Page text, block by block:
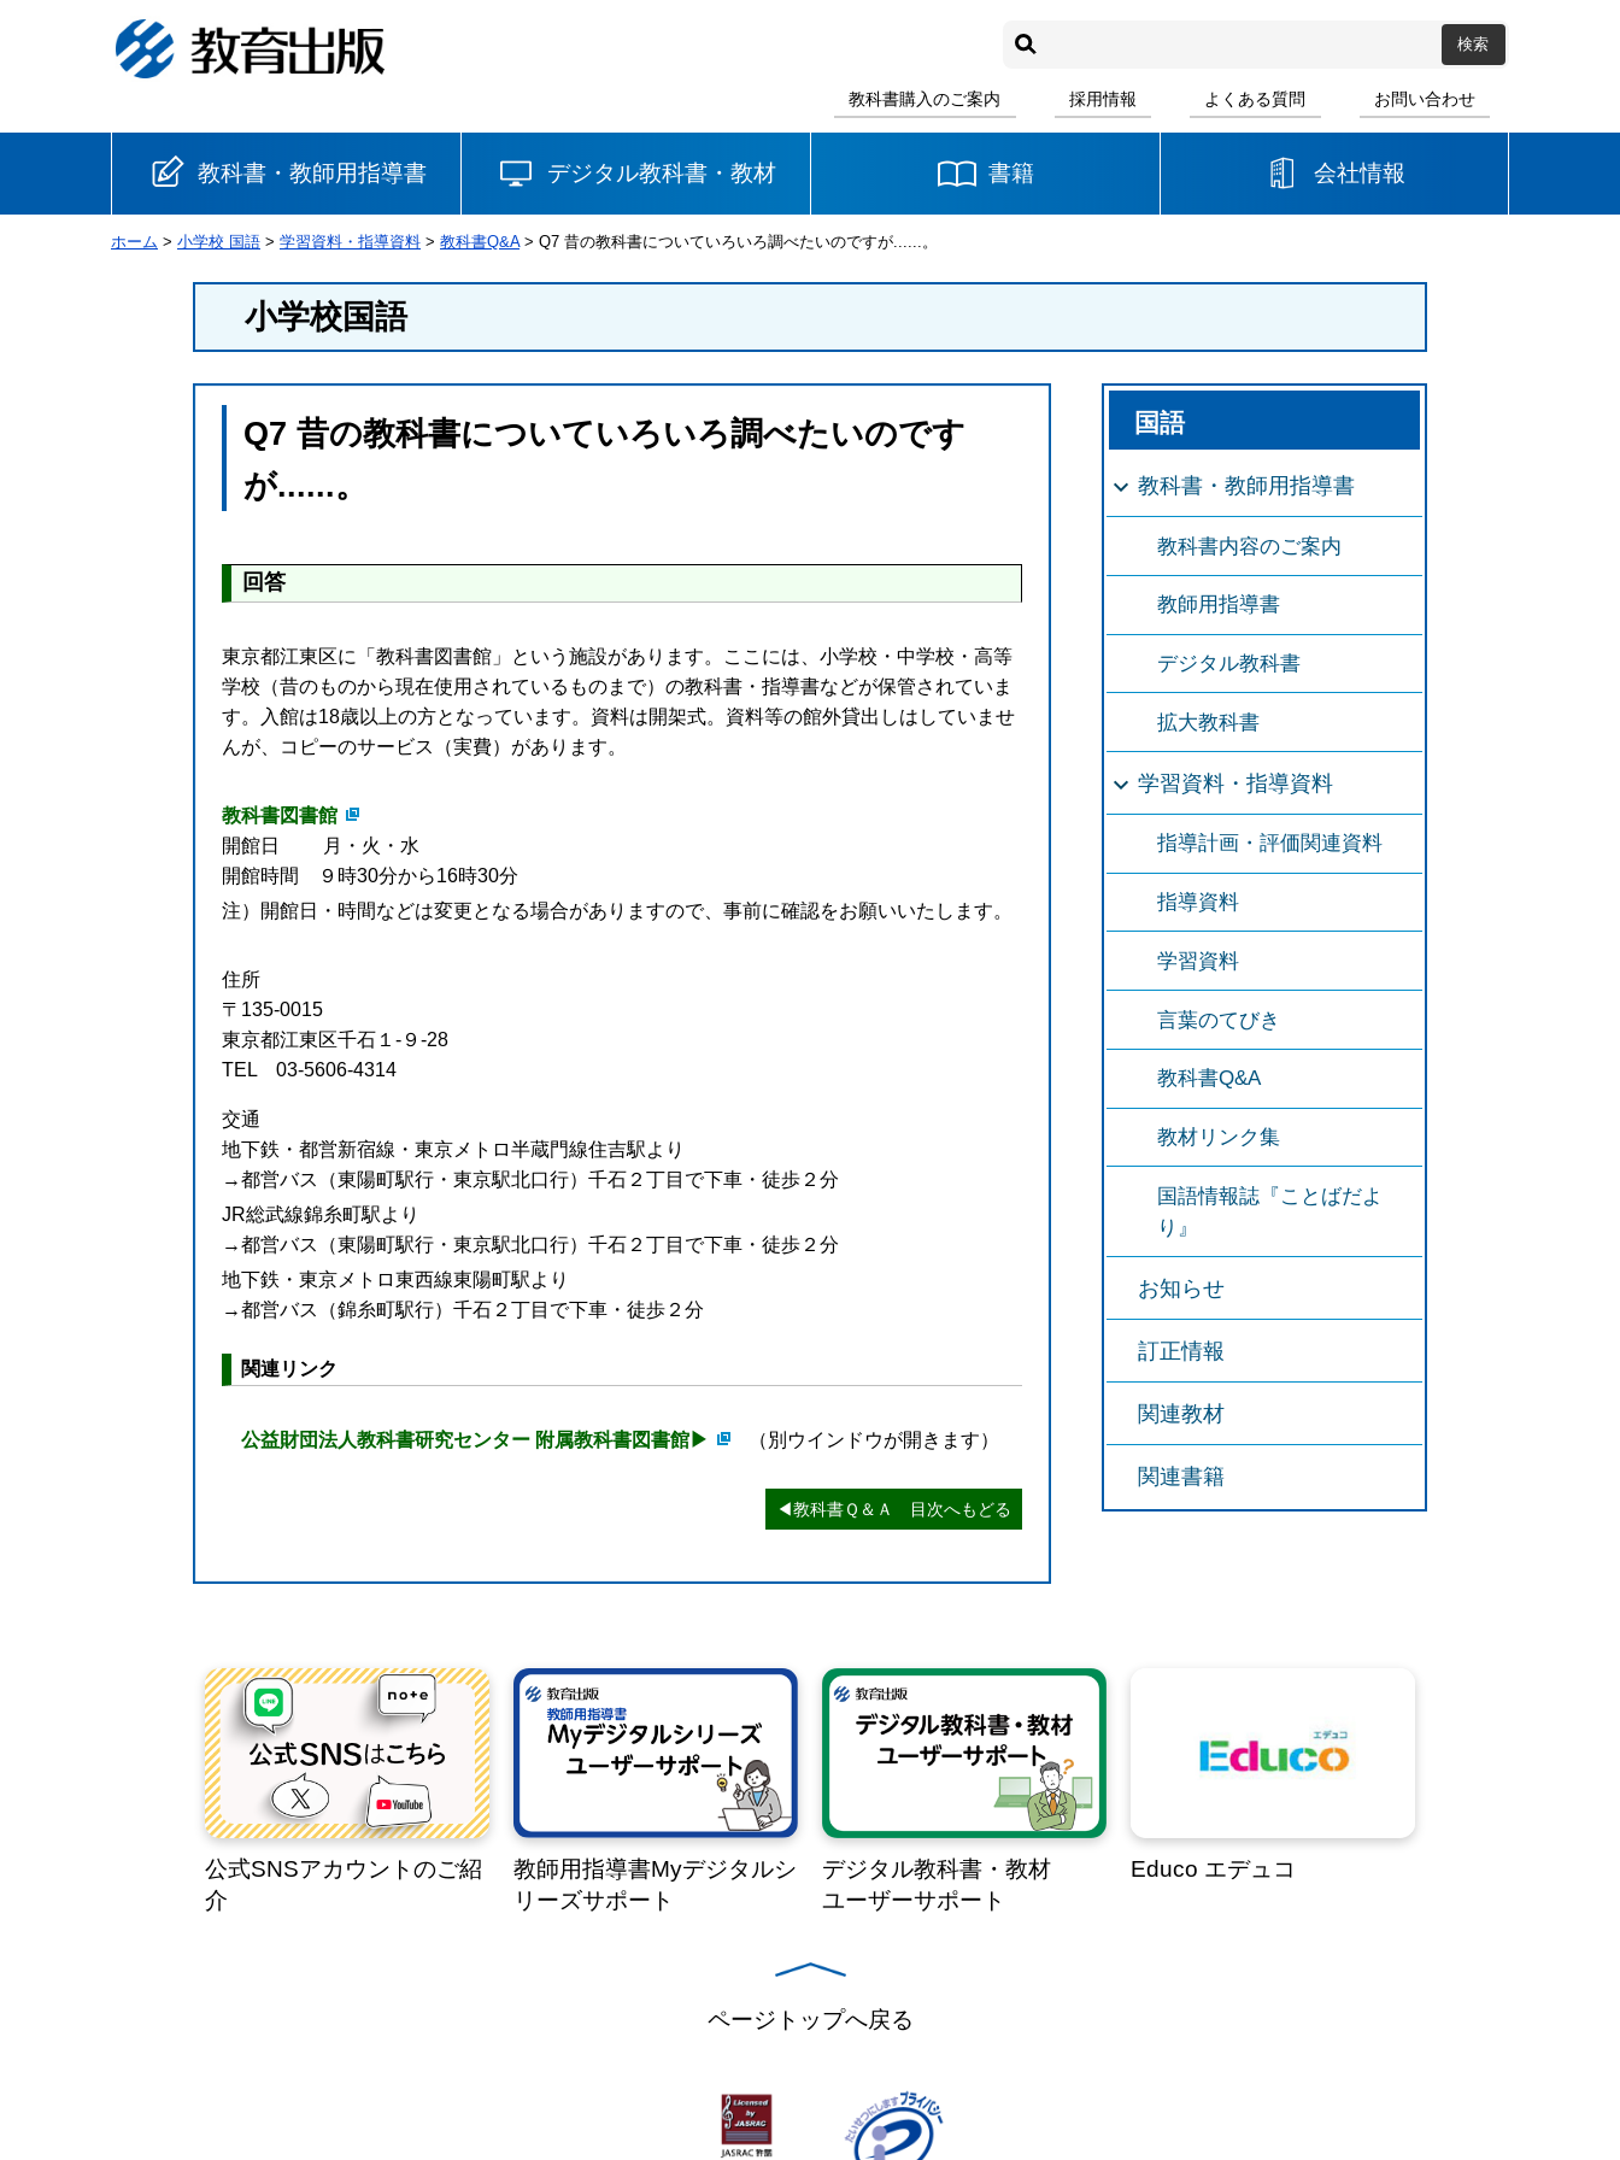
教科書購入のご案内 採用情報 よくある質問 お問い合わせ
教科書・教師用指導書
小学校
書写
算数 理科 生活
英語 道徳
中学校
数学 理科 音楽
英語 道徳
デジタル教科書・教材 書籍 会社情報
ホーム > 小学校 国語 > 学習資料・指導資料 > 教科書Q&A> Q7 昔の教科書についていろいろ調べたいのですが......。
小学校国語
Q7 昔の教科書についていろいろ調べたいのです
が......。
回答
東京都江東区に「教科書図書館」という施設があります。ここには、小学校・中学校・高等
学校（昔のものから現在使用されているものまで）の教科書・指導書などが保管されていま
す。入館は18歳以上の方となっています。資料は開架式。資料等の館外貸出しはしていませ
んが、コピーのサービス（実費）があります。
教科書図書館
開館日 月・火・水
開館時間 ９時30分から16時30分
注）開館日・時間などは変更となる場合がありますので、事前に確認をお願いいたします。
住所
〒135-0015
東京都江東区千石１-９-28
TEL 03-5606-4314
交通
地下鉄・都営新宿線・東京メトロ半蔵門線住吉駅より
→都営バス（東陽町駅行・東京駅北口行）千石２丁目で下車・徒歩２分
JR総武線錦糸町駅より
→都営バス（東陽町駅行・東京駅北口行）千石２丁目で下車・徒歩２分
地下鉄・東京メトロ東西線東陽町駅より
→都営バス（錦糸町駅行）千石２丁目で下車・徒歩２分
関連リンク
公益財団法人教科書研究センター 附属教科書図書館▶︎ （別ウインドウが開きます）
◀︎教科書Ｑ＆Ａ 目次へもどる
国語
教科書・教師用指導書
教科書内容のご案内
教師用指導書
デジタル教科書
拡大教科書
学習資料・指導資料
指導計画・評価関連資料
指導資料
学習資料
言葉のてびき
教科書Q&A
教材リンク集
国語情報誌『ことばだよ
り』
お知らせ
訂正情報
関連教材
関連書籍
公式SNSアカウントのご紹
介
教師用指導書Myデジタルシ
リーズサポート
デジタル教科書・教材
ユーザーサポート
Educo エデュコ
ページトップへ戻る